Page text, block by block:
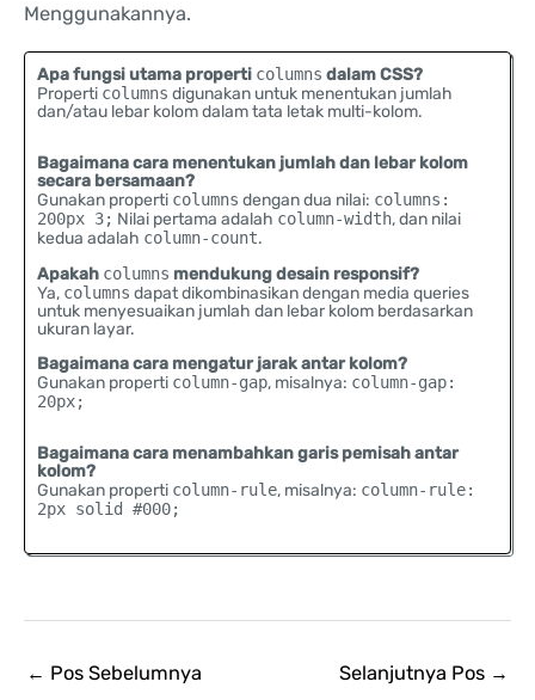
Menggunakannya.
Apa fungsi utama properti columns dalam CSS?
Properti columns digunakan untuk menentukan jumlah
dan/atau lebar kolom dalam tata letak multi-kolom.
Bagaimana cara menentukan jumlah dan lebar kolom
secara bersamaan?
Gunakan properti columns dengan dua nilai: columns:
200px 3; Nilai pertama adalah column-width, dan nilai
kedua adalah column-count.
Apakah columns mendukung desain responsif?
Ya, columns dapat dikombinasikan dengan media queries
untuk menyesuaikan jumlah dan lebar kolom berdasarkan
ukuran layar.
Bagaimana cara mengatur jarak antar kolom?
Gunakan properti column-gap, misalnya: column-gap:
20px;
Bagaimana cara menambahkan garis pemisah antar
kolom?
Gunakan properti column-rule, misalnya: column-rule:
2px solid #000;
← Pos Sebelumnya Selanjutnya Pos →